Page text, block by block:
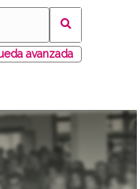
avanzada